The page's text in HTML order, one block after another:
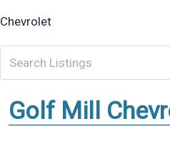
Chevrolet
Golf Mill